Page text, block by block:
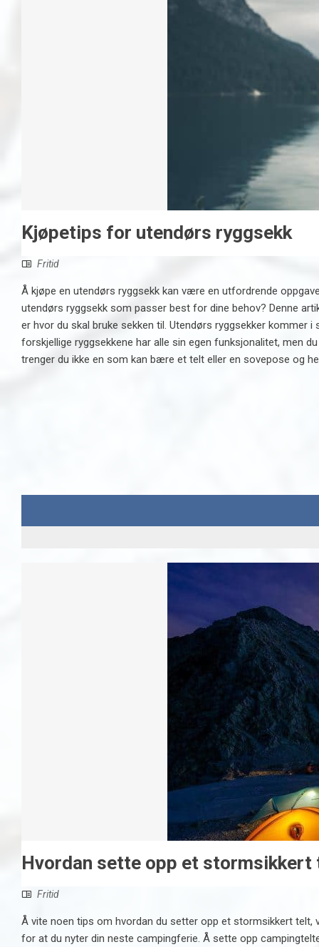
Kjøpetips for utendørs ryggsekk
Fritid
Å kjøpe en utendørs ryggsekk kan være en utfordrende
utendørs ryggsekk som passer best for dine behov? Denne
er hvor du skal bruke sekken til. Utendørs ryggsekker kommer
forskjellige ryggsekkene har alle sin egen funksjonalitet, men
trenger du ikke en som kan bære et telt eller en sovepose og
Hvordan sette opp et stormsikkert
Fritid
Å vite noen tips om hvordan du setter opp et stormsikkert telt,
for at du nyter din neste campingferie. Å sette opp